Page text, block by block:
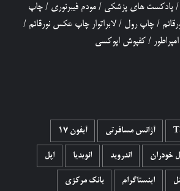
/ پادکست های پزشکی / مودم فیبرنوری / چاپ
/ چاپ رول / لابراتوار چاپ عکس نورقائم /
/ کفپوش اپوکسی
آژانس مسافرتی آیفون 17
خودران اندروید انویدیا اپل
اینستاگرام بانک مرکزی